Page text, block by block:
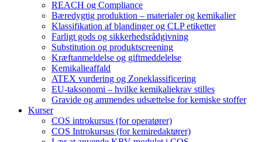
REACH og Compliance
Bæredygtig produktion – materialer og kemikalier
Klassifikation af blandinger og CLP etiketter
Farligt gods og sikkerhedsrådgivning
Substitution og produktscreening
Kræftanmeldelse og giftmeddelelse
Kemikalieaffald
ATEX vurdering og Zoneklassificering
EU-taksonomi – hvilke kemikaliekrav stilles
Gravide og ammendes udsættelse for kemiske stoffer
Kurser
COS introkursus (for operatører)
COS Introkursus (for kemiredaktører)